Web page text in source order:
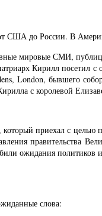
от США до России. В
мировые СМИ,
Кирилл посетил
London, бывшего
с королевой
приехал с
правительства
ожидания
слова: